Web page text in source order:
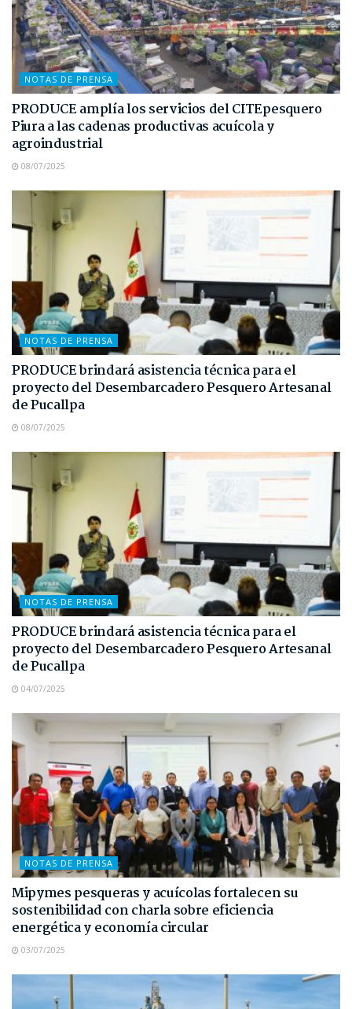
NOTAS DE PRENSA
PRODUCE amplía los servicios del CITEpesquero
Piura a las cadenas productivas acuícola y
agroindustrial
08/07/2025
NOTAS DE PRENSA
PRODUCE brindará asistencia técnica para el
proyecto del Desembarcadero Pesquero Artesanal
de Pucallpa
08/07/2025
NOTAS DE PRENSA
PRODUCE brindará asistencia técnica para el
proyecto del Desembarcadero Pesquero Artesanal
de Pucallpa
04/07/2025
NOTAS DE PRENSA
Mipymes pesqueras y acuícolas fortalecen su
sostenibilidad con charla sobre eficiencia
energética y economía circular
03/07/2025